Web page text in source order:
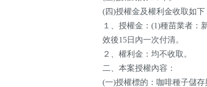
(四)授權金及權利金收取如下
１、授權金：(1)種苗業者：
效後15日內一次付清。
２、權利金：均不收取。
二、本案授權內容：
(一)授權標的：咖啡種子儲存